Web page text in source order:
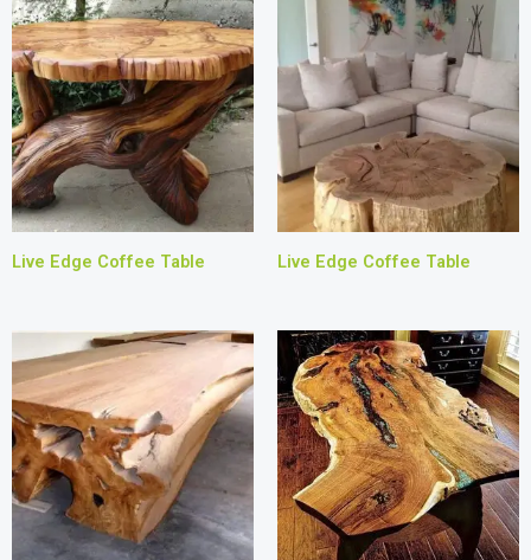
Live Edge Coffee Table Live Edge Coffee Table